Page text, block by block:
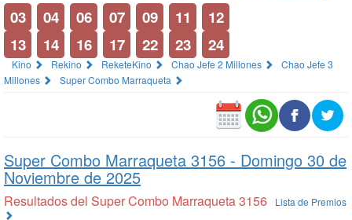
03 04 06 07 09 11
12
13
14 16 17 22 23 24
Kino Rekino ReketeKino Chao Jefe 2 Millones
Chao Jefe 3
Millones
Super Combo Marraqueta
Super Combo Marraqueta 3156 - Domingo 30 de
Noviembre de 2025
Resultados del Super Combo Marraqueta 3156 Lista de Premios